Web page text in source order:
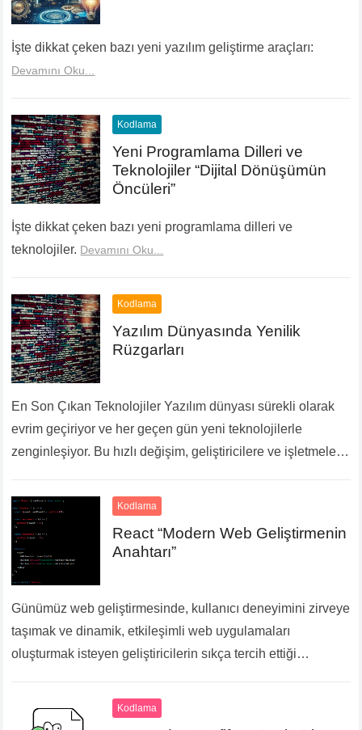
İşte dikkat çeken bazı yeni yazılım geliştirme araçları:
Devamını Oku...
Kodlama
Yeni Programlama Dilleri ve
Teknolojiler “Dijital Dönüşümün
Öncüleri”
İşte dikkat çeken bazı yeni programlama dilleri ve
teknolojiler. Devamını Oku...
Kodlama
Yazılım Dünyasında Yenilik
Rüzgarları
En Son Çıkan Teknolojiler Yazılım dünyası sürekli olarak
evrim geçiriyor ve her geçen gün yeni teknolojilerle
zenginleşiyor. Bu hızlı değişim, geliştiricilere ve işletmelere
Oku...
Kodlama
React “Modern Web Geliştirmenin
Anahtarı”
Günümüz web geliştirmesinde, kullanıcı deneyimini zirveye
taşımak ve dinamik, etkileşimli web uygulamaları
oluşturmak isteyen geliştiricilerin sıkça tercih ettiği
tarafından desteklenen React.js kütüphanesidir. İşte,…
Devamını Oku...
Kodlama